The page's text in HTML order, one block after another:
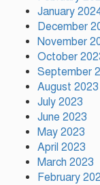
January
December
November
October
September
August 2023
July 2023
June 2023
May 2023
April 2023
March 2023
February